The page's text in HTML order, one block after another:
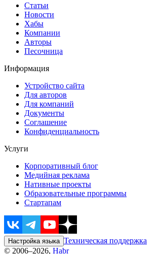
Статьи
Новости
Хабы
Компании
Авторы
Песочница
Информация
Устройство сайта
Для авторов
Для компаний
Документы
Соглашение
Конфиденциальность
Услуги
Корпоративный блог
Медийная реклама
Нативные проекты
Образовательные программы
Стартапам
Настройка языка Техническая поддержка
© 2006–2026, Habr